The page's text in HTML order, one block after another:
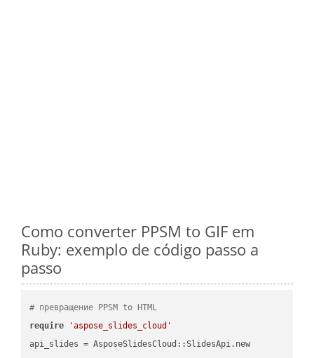
Como converter PPSM to GIF em
Ruby: exemplo de código passo a
passo
# превращение PPSM to HTML
require
'aspose_slides_cloud'
api_slides = AsposeSlidesCloud::SlidesApi.new